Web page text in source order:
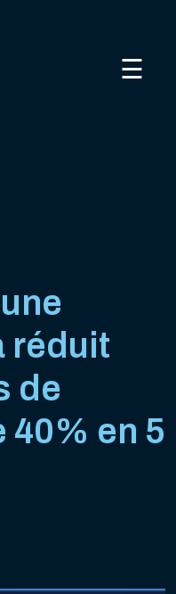
☰
réduit
de
40% en 5